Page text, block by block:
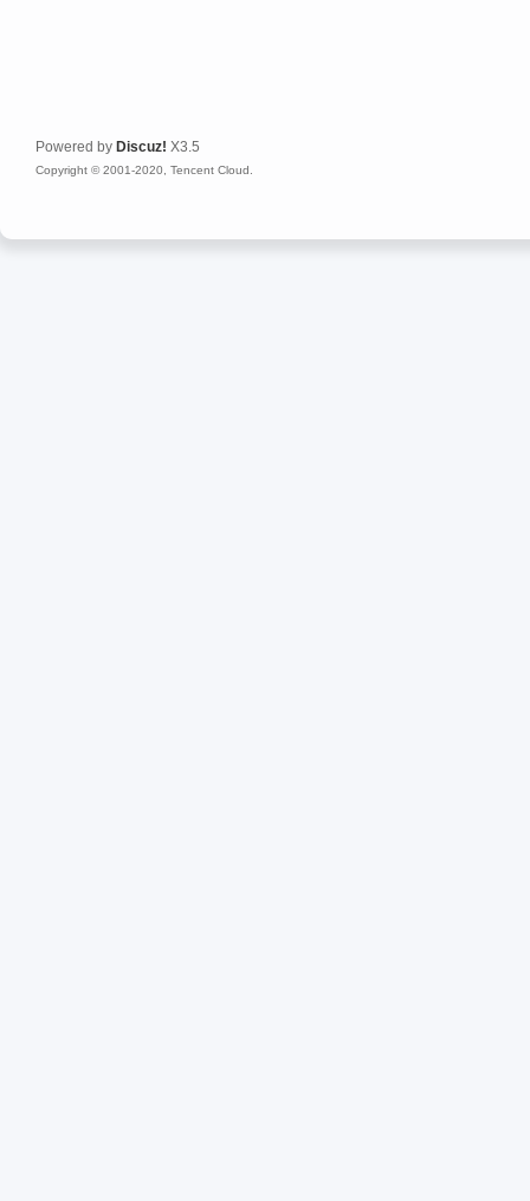
Powered by Discuz! X3.5
Copyright © 2001-2020, Tencent Cloud.